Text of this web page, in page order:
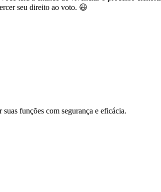
seu direito ao voto. 😃
funções com segurança e eficácia.